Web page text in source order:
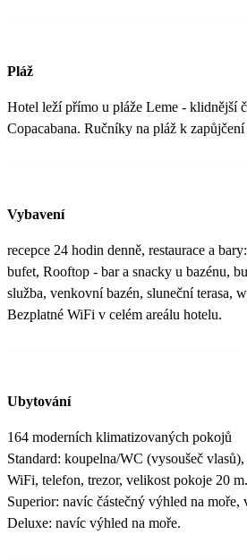
Pláž
Hotel leží přímo u pláže Leme - klidnější
Copacabana. Ručníky na pláž k zapůjčení
Vybavení
recepce 24 hodin denně, restaurace a
bufet, Rooftop - bar a snacky u bazénu,
služba, venkovní bazén, sluneční terasa,
Bezplatné WiFi v celém areálu hotelu.
Ubytování
164 moderních klimatizovaných pokojů
Standard: koupelna/WC (vysoušeč
WiFi, telefon, trezor, velikost pokoje 20 m.
Superior: navíc částečný výhled na moře,
Deluxe: navíc výhled na moře.